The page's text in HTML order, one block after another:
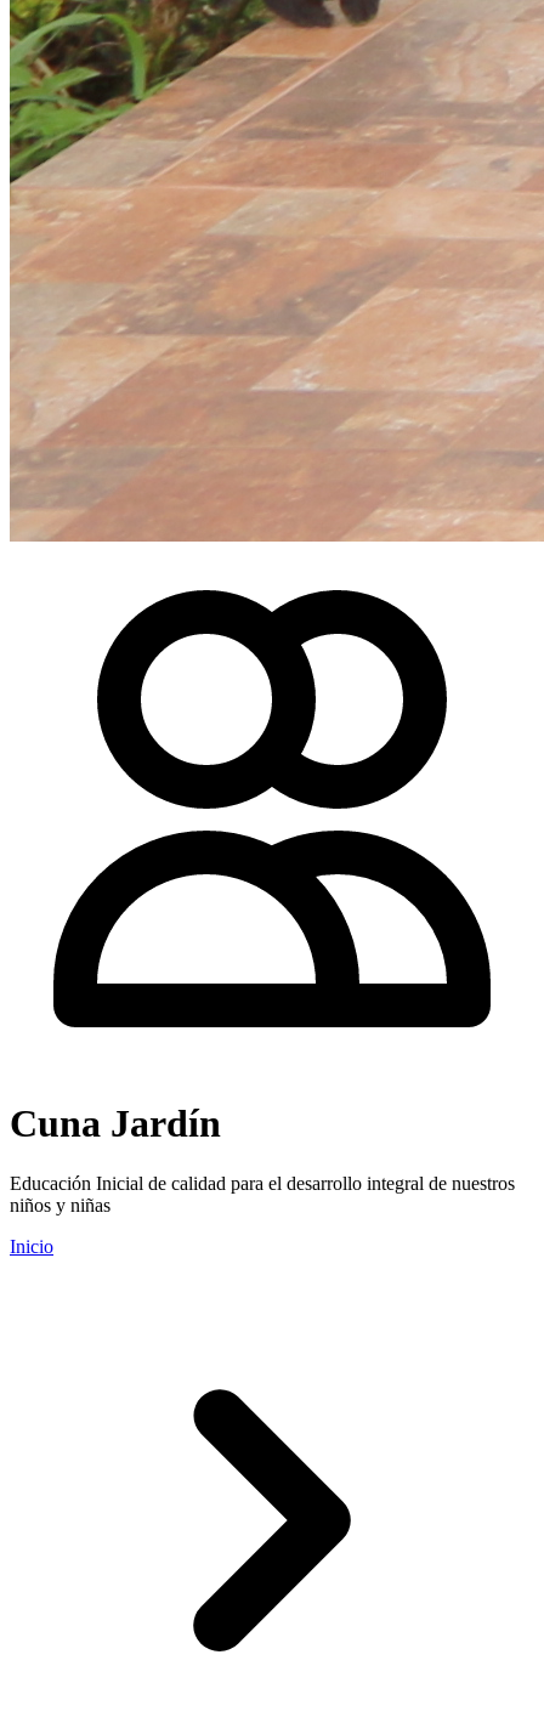
Cuna Jardín
Educación Inicial de calidad para el desarrollo integral de nuestros
niños y niñas
Inicio